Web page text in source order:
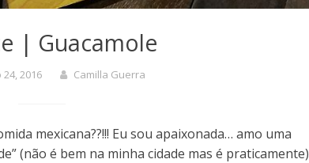
| Guacamole
2016 Camilla Guerra
mexicana??!!! Eu sou apaixonada… amo uma
(não é bem na minha cidade mas é praticamente)